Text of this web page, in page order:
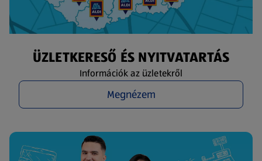
ÜZLETKERESŐ ÉS NYITVATARTÁS
Információk az üzletekről
Megnézem